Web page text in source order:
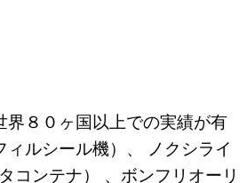
８０ヶ国以上での実績が有
ルシール機）、 ノクシライ
コンテナ） 、ボンフリオーリ